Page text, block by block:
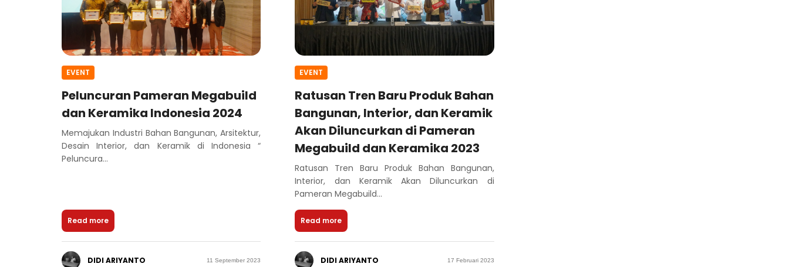
EVENT
Peluncuran Pameran Megabuild
dan Keramika Indonesia 2024
Memajukan Industri Bahan Bangunan, Arsitektur,
Desain Interior, dan Keramik di Indonesia “
Peluncura...
Read more
DIDI ARIYANTO 11 September 2023
EVENT
Ratusan Tren Baru Produk Bahan
Bangunan, Interior, dan Keramik
Akan Diluncurkan di Pameran
Megabuild dan Keramika 2023
Ratusan Tren Baru Produk Bahan Bangunan,
Interior, dan Keramik Akan Diluncurkan di
Pameran Megabuild...
Read more
DIDI ARIYANTO 17 Februari 2023